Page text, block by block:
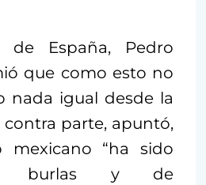
de España, Pedro
que como esto no
nada igual desde la
contra parte, apuntó,
mexicano “ha sido
burlas y de